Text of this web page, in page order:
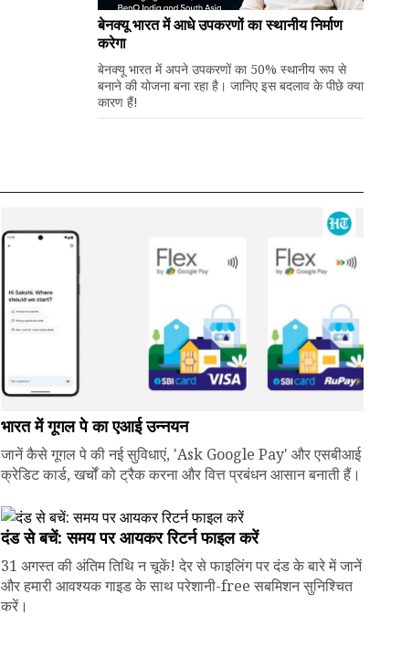
बेनक्यू भारत में आधे उपकरणों का स्थानीय निर्माण
करेगा
बेनक्यू भारत में अपने उपकरणों का 50% स्थानीय रूप से
बनाने की योजना बना रहा है। जानिए इस बदलाव के पीछे क्या
कारण हैं!
भारत में गूगल पे का एआई उन्नयन
जानें कैसे गूगल पे की नई सुविधाएं, 'Ask Google Pay' और एसबीआई
क्रेडिट कार्ड, खर्चों को ट्रैक करना और वित्त प्रबंधन आसान बनाती हैं।
दंड से बचें: समय पर आयकर रिटर्न फाइल करें
31 अगस्त की अंतिम तिथि न चूकें! देर से फाइलिंग पर दंड के बारे में जानें
और हमारी आवश्यक गाइड के साथ परेशानी-free सबमिशन सुनिश्चित
करें।